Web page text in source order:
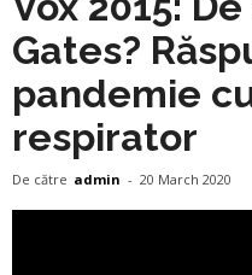
Gates?
pandemie
respirator
De către admin - 20 March 2020